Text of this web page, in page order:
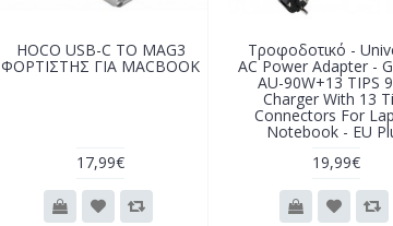
HOCO USB-C TO MAG3
ΦΟΡΤΙΣΤΗΣ ΓΙΑ MACBOOK
17,99€
Τροφοδοτικό -
AC Power Adapter -
AU-90W+13 TIPS
Charger With 13
Connectors For
Notebook - EU
19,99€